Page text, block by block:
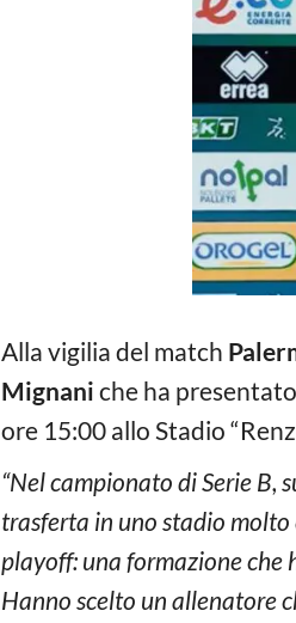
Alla vigilia del match
Mignani che ha
ore 15:00 allo Stadio
“Nel campionato di Serie B,
trasferta in uno stadio molto
playoff: una formazione che
Hanno scelto un allenatore